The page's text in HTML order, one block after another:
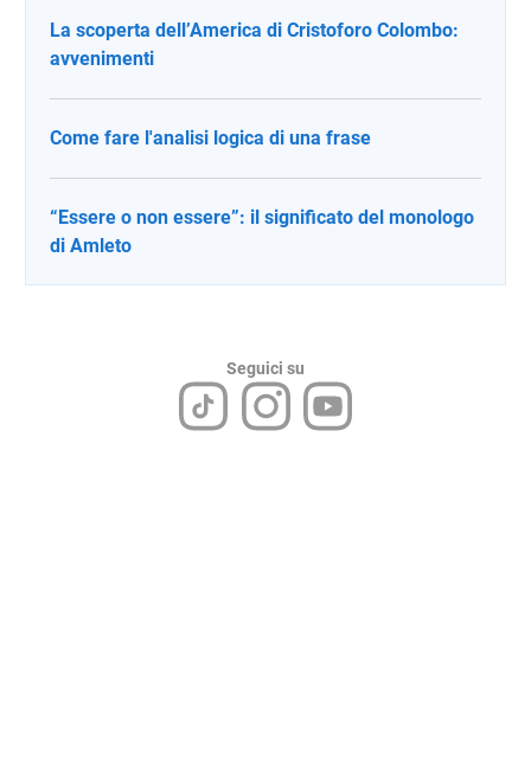
La scoperta dell’America di Cristoforo Colombo:
avvenimenti
Come fare l'analisi logica di una frase
“Essere o non essere”: il significato del monologo
di Amleto
Seguici su